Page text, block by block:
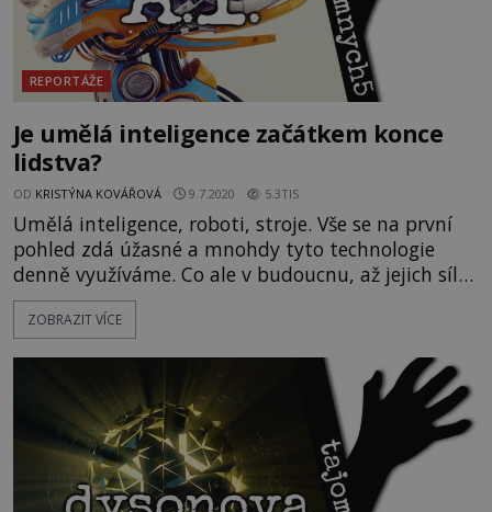
REPORTÁŽE
Je umělá inteligence začátkem konce
lidstva?
OD KRISTÝNA KOVÁŘOVÁ 9.7.2020 5.3TIS
Umělá inteligence, roboti, stroje. Vše se na první
pohled zdá úžasné a mnohdy tyto technologie
denně využíváme. Co ale v budoucnu, až jejich síla
přesáhne veškeré meze? Bude umělá inteligence
zodpovědná za konec lidstva?
ZOBRAZIT VÍCE